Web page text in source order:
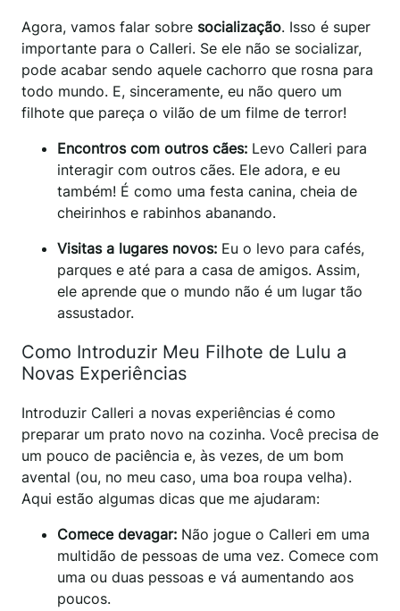
Agora, vamos falar sobre socialização. Isso é super
importante para o Calleri. Se ele não se socializar,
pode acabar sendo aquele cachorro que rosna para
todo mundo. E, sinceramente, eu não quero um
filhote que pareça o vilão de um filme de terror!
Encontros com outros cães: Levo Calleri para
interagir com outros cães. Ele adora, e eu
também! É como uma festa canina, cheia de
cheirinhos e rabinhos abanando.
Visitas a lugares novos: Eu o levo para cafés,
parques e até para a casa de amigos. Assim,
ele aprende que o mundo não é um lugar tão
assustador.
Como Introduzir Meu Filhote de Lulu a
Novas Experiências
Introduzir Calleri a novas experiências é como
preparar um prato novo na cozinha. Você precisa de
um pouco de paciência e, às vezes, de um bom
avental (ou, no meu caso, uma boa roupa velha).
Aqui estão algumas dicas que me ajudaram:
Comece devagar: Não jogue o Calleri em uma
multidão de pessoas de uma vez. Comece com
uma ou duas pessoas e vá aumentando aos
poucos.